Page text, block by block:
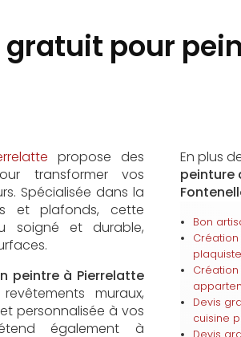
gratuit pour
propose des
transformer vos
Spécialisée dans la
et plafonds, cette
soigné et durable,
peintre à Pierrelatte
muraux,
personnalisée à vos
également à
En plus
peinture
Bon
plaquiste
Devis
cuisine